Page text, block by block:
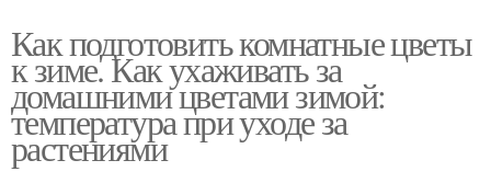
Как подготовить комнатные цветы
к зиме. Как ухаживать за
домашними цветами зимой:
температура при уходе за
растениями